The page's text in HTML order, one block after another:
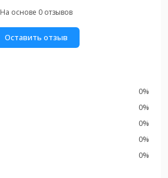
На основе 0 отзывов
Оставить отзыв
0%
0%
0%
0%
0%